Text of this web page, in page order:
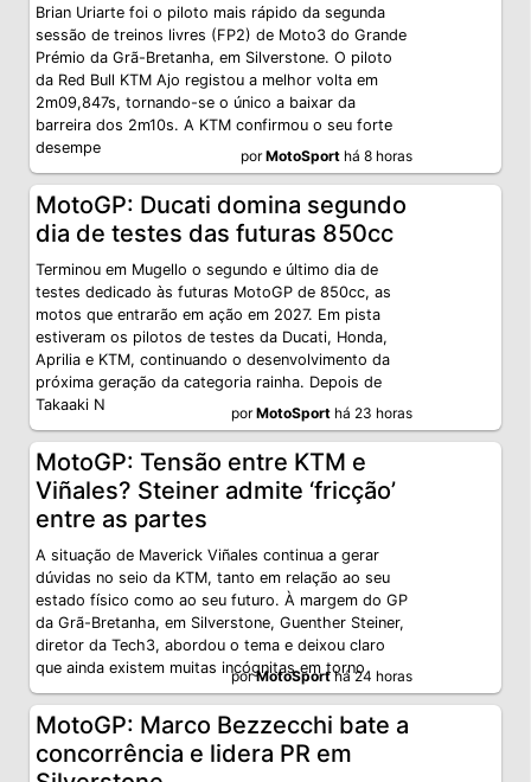
Brian Uriarte foi o piloto mais rápido da segunda
sessão de treinos livres (FP2) de Moto3 do Grande
Prémio da Grã-Bretanha, em Silverstone. O piloto
da Red Bull KTM Ajo registou a melhor volta em
2m09,847s, tornando-se o único a baixar da
barreira dos 2m10s. A KTM confirmou o seu forte
desempe
porMotoSport há 8 horas
MotoGP: Ducati domina segundo
dia de testes das futuras 850cc
Terminou em Mugello o segundo e último dia de
testes dedicado às futuras MotoGP de 850cc, as
motos que entrarão em ação em 2027. Em pista
estiveram os pilotos de testes da Ducati, Honda,
Aprilia e KTM, continuando o desenvolvimento da
próxima geração da categoria rainha. Depois de
Takaaki N
porMotoSport há 23 horas
MotoGP: Tensão entre KTM e
Viñales? Steiner admite ‘fricção’
entre as partes
A situação de Maverick Viñales continua a gerar
dúvidas no seio da KTM, tanto em relação ao seu
estado físico como ao seu futuro. À margem do GP
da Grã-Bretanha, em Silverstone, Guenther Steiner,
diretor da Tech3, abordou o tema e deixou claro
que ainda existem muitas incógnitas em torno
porMotoSporthá 24 horas
MotoGP: Marco Bezzecchi bate a
concorrência e lidera PR em